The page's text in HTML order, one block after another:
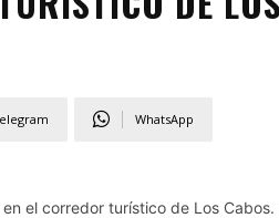
WhatsApp
el corredor turístico de Los Cabos.